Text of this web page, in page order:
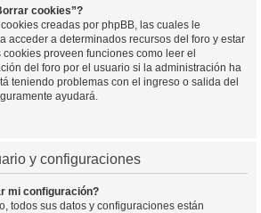
cookies”?
creadas por phpBB, las cuales le
acceder a determinados recursos del foro y estar
proveen funciones como leer el
del foro por el usuario si la administración ha
teniendo problemas con el ingreso o salida del
ayudará.
y configuraciones
mi configuración?
todos sus datos y configuraciones están